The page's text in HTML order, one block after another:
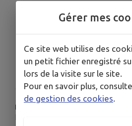
JUILLET
PLUS D'INFORMATIONS
Gérer mes
Ce site web utilise des
un petit fichier enregistré
lors de la visite sur le site.
Pour en savoir plus,
de gestion des cookies.